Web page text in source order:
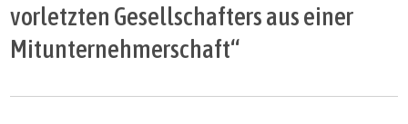
vorletzten Gesellschafters aus einer
Mitunternehmerschaft“